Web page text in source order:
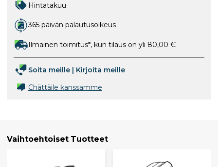
Hintatakuu
365 päivän palautusoikeus
Ilmainen toimitus*, kun tilaus on yli 80,00 €
Soita meille | Kirjoita meille
Chättäile kanssamme
Vaihtoehtoiset Tuotteet